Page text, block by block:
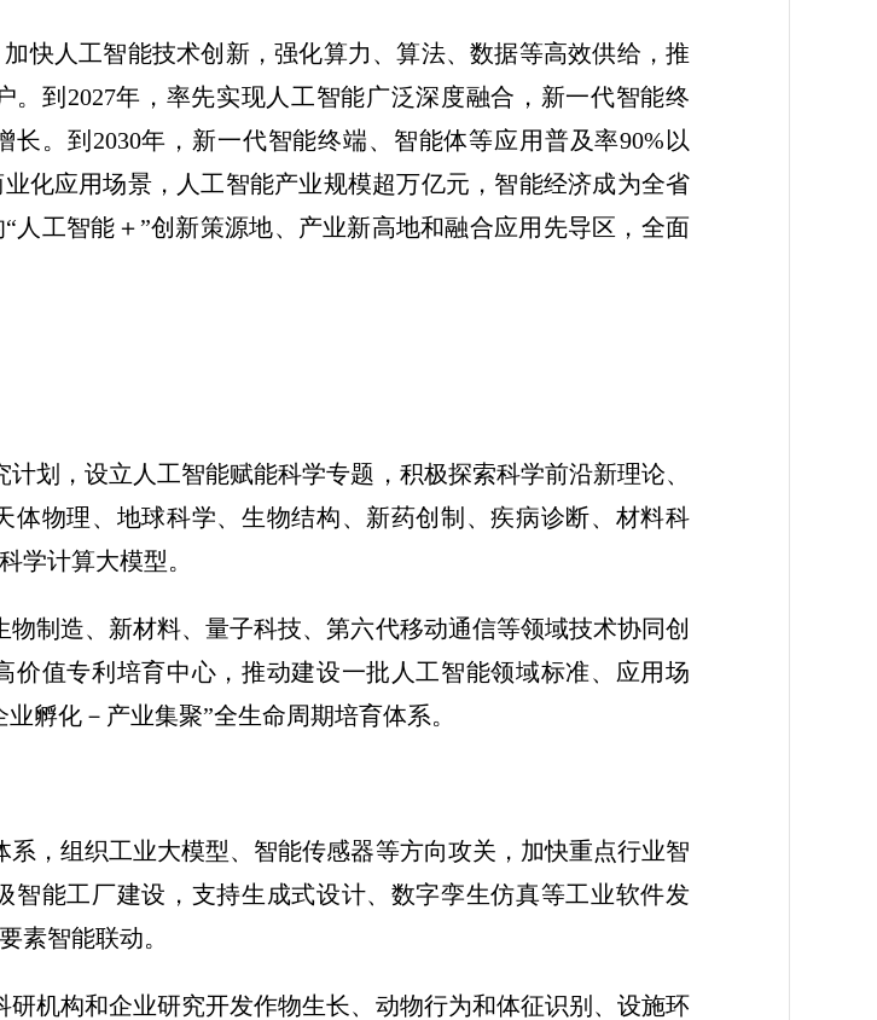
快人工智能技术创新，强化算力、算法、数据等高效供给，推
到2027年，率先实现人工智能广泛深度融合，新一代智能终
。到2030年，新一代智能终端、智能体等应用普及率90%以
化应用场景，人工智能产业规模超万亿元，智能经济成为全省
人工智能＋”创新策源地、产业新高地和融合应用先导区，全面
划，设立人工智能赋能科学专题，积极探索科学前沿新理论、
物理、地球科学、生物结构、新药创制、疾病诊断、材料科
学计算大模型。
制造、新材料、量子科技、第六代移动通信等领域技术协同创
值专利培育中心，推动建设一批人工智能领域标准、应用场
孵化－产业集聚”全生命周期培育体系。
，组织工业大模型、智能传感器等方向攻关，加快重点行业智
能工厂建设，支持生成式设计、数字孪生仿真等工业软件发
素智能联动。
机构和企业研究开发作物生长、动物行为和体征识别、设施环